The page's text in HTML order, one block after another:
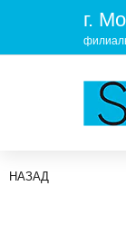
г.
НАЗАД